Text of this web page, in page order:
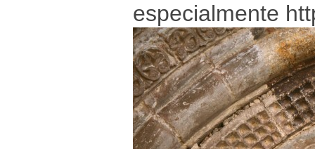
especialmente